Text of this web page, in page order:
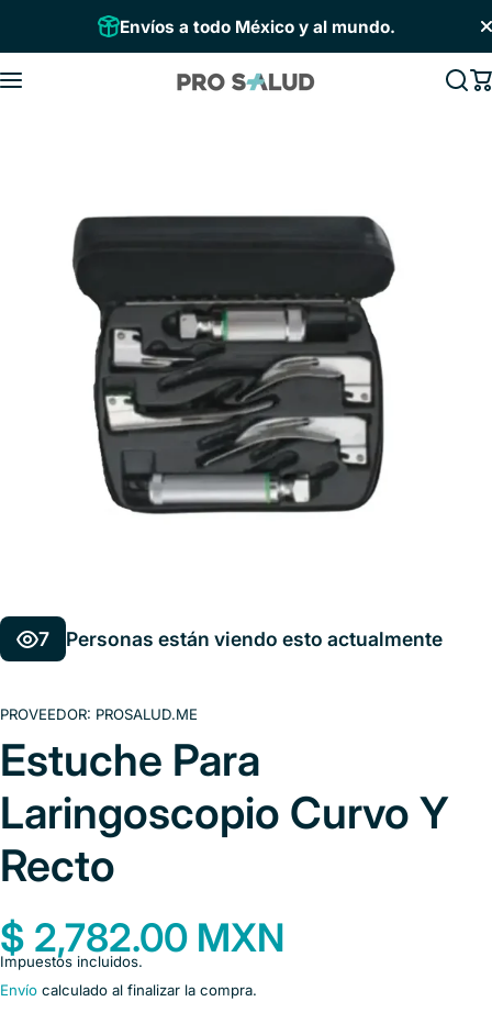
Saltar al contenido
Envíos a todo México y al mundo.
7 Personas están viendo esto actualmente
PROVEEDOR: PROSALUD.ME
Estuche Para
Laringoscopio Curvo Y
Recto
$ 2,782.00 MXN
Impuestos incluidos.
Envío calculado al finalizar la compra.